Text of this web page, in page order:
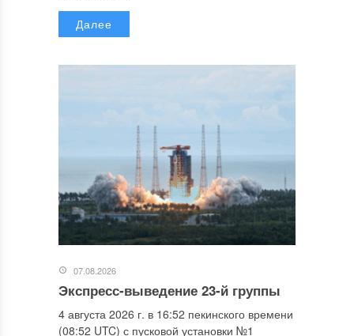
Далее
07.08.2026
Экспресс-выведение 23-й группы
4 августа 2026 г. в 16:52 пекинского времени
(08:52 UTC) с пусковой установки №1